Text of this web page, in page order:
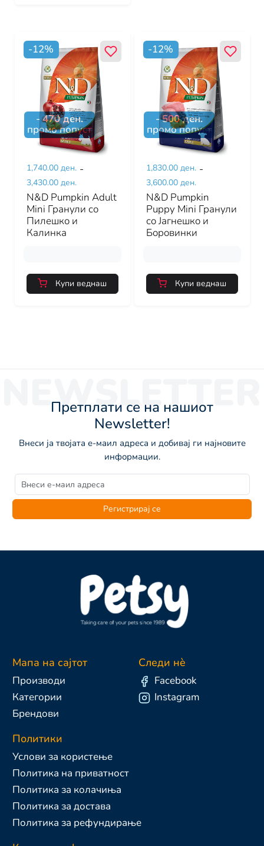
-12%
-470ден.
промо попуст
1,740.00 ден. -
3,430.00 ден.
N&D Pumpkin Adult
Mini Гранули со
Пилешко и
Калинка
Купи веднаш
-12%
-500ден.
промо попуст
1,830.00 ден. -
3,600.00 ден.
N&D Pumpkin
Puppy Mini Гранули
со Јагнешко и
Боровинки
Купи веднаш
NEWSLETTER
Претплати се на нашиот
Newsletter!
Внеси ја твојата е-маил адреса и добивај ги најновите
информации.
Регистрирај се
Мапа на сајтот
Производи
Категории
Брендови
Политики
Услови за користење
Политика на приватност
Политика за колачиња
Политика за достава
Политика за рефундирање
Следи нè
Facebook
Instagram